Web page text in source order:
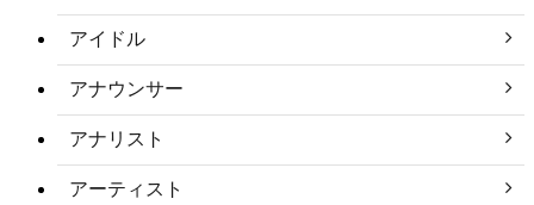
アイドル
アナウンサー
アナリスト
アーティスト